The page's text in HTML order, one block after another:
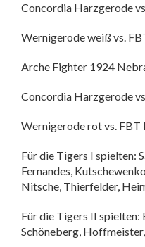
Concordia Harzgerode
Wernigerode weiß vs.
Arche Fighter 1924
Concordia Harzgerode
Wernigerode rot vs. FBT
Für die Tigers I spielten:
Fernandes,
Nitsche, Thierfelder,
Für die Tigers II
Schöneberg,